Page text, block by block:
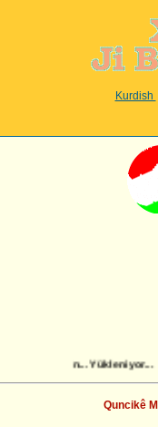
Kurdish
Yükleniyor...
Quncikê